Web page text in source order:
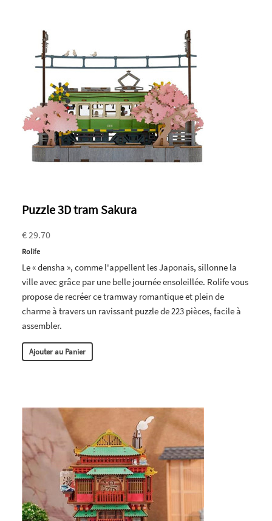
Puzzle 3D tram Sakura
€ 29.70
Rolife
Le « densha », comme l'appellent les Japonais, sillonne la
ville avec grâce par une belle journée ensoleillée. Rolife vous
propose de recréer ce tramway romantique et plein de
charme à travers un ravissant puzzle de 223 pièces, facile à
assembler.
Ajouter au Panier